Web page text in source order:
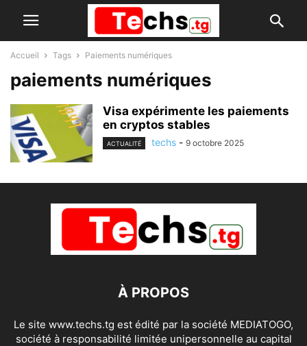
Accueil Tags Paiements numériques
paiements numériques
Visa expérimente les paiements
en cryptos stables
ACTUALITÉ techs - 9 octobre 2025
À PROPOS
Le site www.techs.tg est édité par la société MEDIATOGO,
société à responsabilité limitée unipersonnelle au capital